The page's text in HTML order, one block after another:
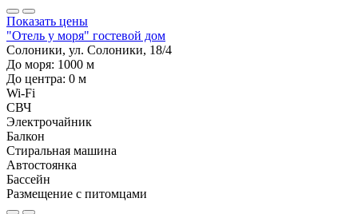
Показать цены
"Отель у моря" гостевой дом
Солоники, ул. Солоники, 18/4
До моря: 1000 м
До центра: 0 м
Wi-Fi
СВЧ
Электрочайник
Балкон
Стиральная машина
Автостоянка
Бассейн
Размещение с питомцами